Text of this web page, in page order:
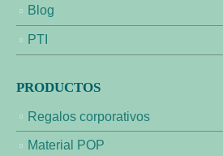
Blog
PTI
PRODUCTOS
Regalos corporativos
Material POP